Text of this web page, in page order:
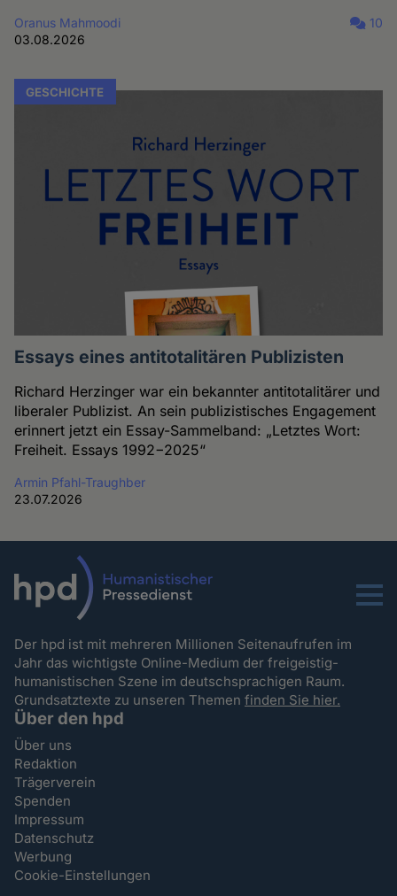
Oranus Mahmoodi
03.08.2026
10
GESCHICHTE
Essays eines antitotalitären Publizisten
Richard Herzinger war ein bekannter antitotalitärer und
liberaler Publizist. An sein publizistisches Engagement
erinnert jetzt ein Essay-Sammelband: „Letztes Wort:
Freiheit. Essays 1992−2025“
Armin Pfahl-Traughber
23.07.2026
Menu
Der hpd ist mit mehreren Millionen Seitenaufrufen im
Jahr das wichtigste Online-Medium der freigeistig-
humanistischen Szene im deutschsprachigen Raum.
Grundsatztexte zu unseren Themenfinden Sie hier.
Über den hpd
Über uns
Redaktion
Trägerverein
Spenden
Impressum
Datenschutz
Werbung
Cookie-Einstellungen